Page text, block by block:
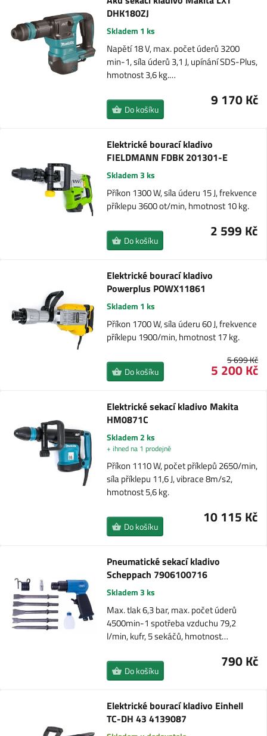
DHK180ZJ
Skladem 1 ks
Napětí 18 V, max. počet úderů 3200
min-1, síla úderů 3,1 J, upínání SDS-Plus,
hmotnost 3,6 kg.…
9 170 Kč
Do košíku
Elektrické bourací kladivo
FIELDMANN FDBK 201301-E
Skladem 3 ks
Příkon 1300 W, síla úderu 15 J, frekvence
příklepu 3600 ot/min, hmotnost 10 kg.
2 599 Kč
Do košíku
Elektrické bourací kladivo
Powerplus POWX11861
Skladem 1 ks
Příkon 1700 W, síla úderu 60 J, frekvence
příklepu 1900/min, hmotnost 17 kg.
5 699 Kč
5 200 Kč
Do košíku
Elektrické sekací kladivo Makita
HM0871C
Skladem 2 ks
+ ihned na 1 prodejně
Příkon 1110 W, počet příklepů 2650/min,
síla příklepu 11,6 J, vibrace 8m/s2,
hmotnost 5,6 kg.
10 115 Kč
Do košíku
Pneumatické sekací kladivo
Scheppach 7906100716
Skladem 3 ks
Max. tlak 6,3 bar, max. počet úderů
4500min-1 spotřeba vzduchu 79,2
l/min, kufr, 5 sekáčů, hmotnost…
790 Kč
Do košíku
Elektrické bourací kladivo Einhell
TC-DH 43 4139087